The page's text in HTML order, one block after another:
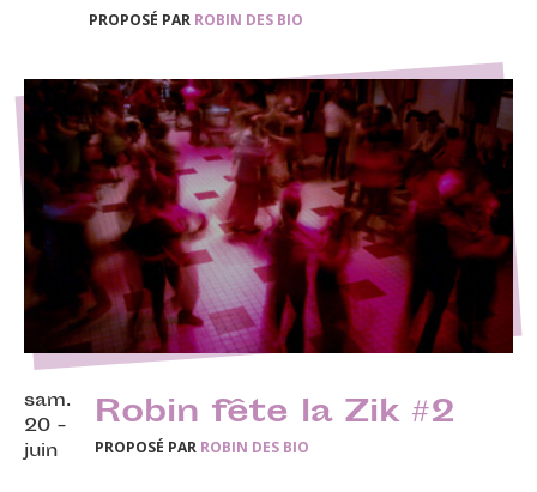
PROPOSÉ PAR ROBIN DES BIO
sam.
20 -
juin
Robin fête la Zik #2
PROPOSÉ PAR ROBIN DES BIO